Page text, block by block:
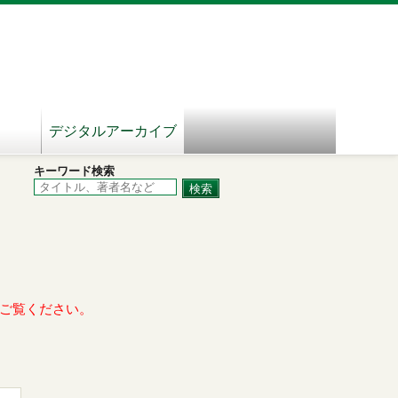
デジタルアーカイブ
キーワード検索
覧ください。